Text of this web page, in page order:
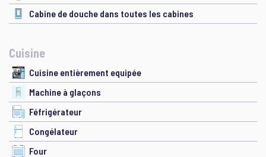
Cabine de douche dans toutes les cabines
Cuisine
Cuisine entièrement equipée
Machine à glaçons
Féfrigérateur
Congélateur
Four